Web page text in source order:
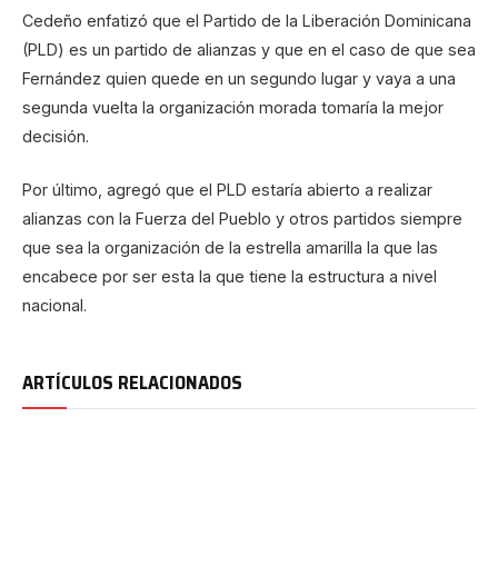
Cedeño enfatizó que el Partido de la Liberación Dominicana
(PLD) es un partido de alianzas y que en el caso de que sea
Fernández quien quede en un segundo lugar y vaya a una
segunda vuelta la organización morada tomaría la mejor
decisión.
Por último, agregó que el PLD estaría abierto a realizar
alianzas con la Fuerza del Pueblo y otros partidos siempre
que sea la organización de la estrella amarilla la que las
encabece por ser esta la que tiene la estructura a nivel
nacional.
ARTÍCULOS RELACIONADOS